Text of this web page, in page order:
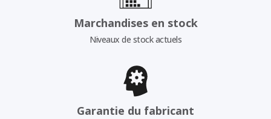
Marchandises en stock
Niveaux de stock actuels
Garantie du fabricant